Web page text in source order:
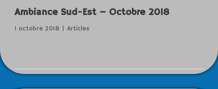
Ambiance Sud-Est – Octobre 2018
1 octobre 2018 Articles